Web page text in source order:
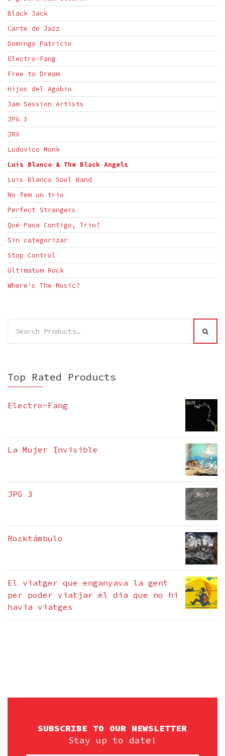
Black Jack
Carte de Jazz
Domingo Patricio
Electro-Fang
Free to Dream
Hijos del Agobio
Jam Session Artists
JPG 3
JRX
Ludovico Monk
Luis Blanco & The Black Angels
Luis Blanco Soul Band
No fem un trio
Perfect Strangers
Qué Pasa Contigo, Trio?
Sin categorizar
Stop Control
Ultimatum Rock
Where's The Music?
for:
Top Rated Products
Electro-Fang
La Mujer Invisible
JPG 3
Rocktámbulo
El viatger que enganyava la gent
per poder viatjar el dia que no hi
havia viatges
SUBSCRIBE TO OUR NEWSLETTER
Stay up to date!